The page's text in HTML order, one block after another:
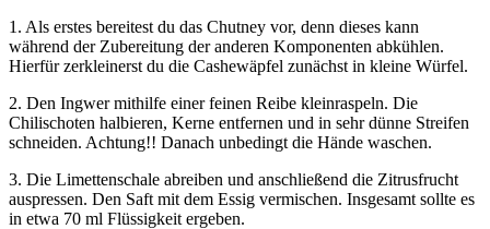
1. Als erstes bereitest du das Chutney vor, denn dieses kann
während der Zubereitung der anderen Komponenten abkühlen.
Hierfür zerkleinerst du die Cashewäpfel zunächst in kleine Würfel.
2. Den Ingwer mithilfe einer feinen Reibe kleinraspeln. Die
Chilischoten halbieren, Kerne entfernen und in sehr dünne Streifen
schneiden. Achtung!! Danach unbedingt die Hände waschen.
3. Die Limettenschale abreiben und anschließend die Zitrusfrucht
auspressen. Den Saft mit dem Essig vermischen. Insgesamt sollte es
in etwa 70 ml Flüssigkeit ergeben.